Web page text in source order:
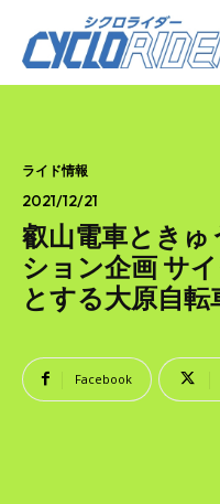
ライド情報
2021/12/21
叡山電車とき
ション企画 サ
とする大原自
Facebook